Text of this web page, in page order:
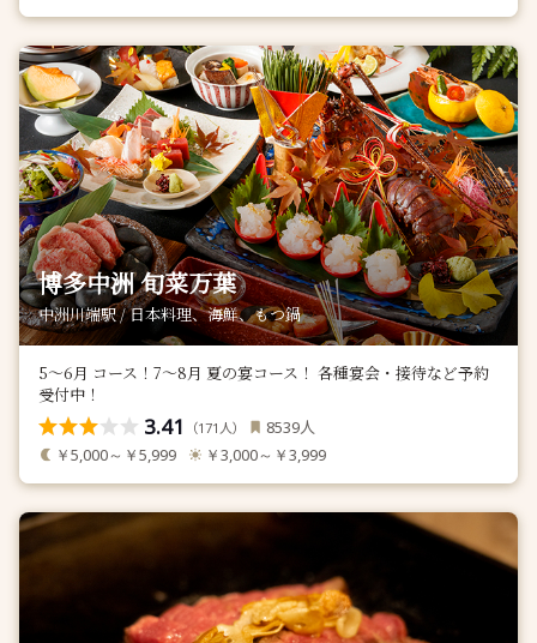
博多中洲 旬菜万葉
中洲川端駅 / 日本料理、海鮮、もつ鍋
5～6月 コース！7～8月 夏の宴コース！ 各種宴会・接待など予約
受付中！
3.41 （171 人） 8539人
￥5,000～￥5,999 ￥3,000～￥3,999